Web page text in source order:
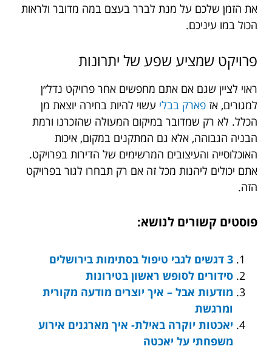
את הזמן שלכם על מנת לברר בעצם במה מדובר ולראות
הכול במו עיניכם.
פרויקט שמציעשפעשל יתרונות
ראוי לציין שגם אם אתם מחפשים אחר פרויקט נדל״ן
למגורים, אז פארק בבלי עשוי להיות בחירה יוצאת מן
הכלל. לא רק שמדובר במיקום המעולה שהזכרנו ורמת
הבניה הגבוהה, אלא גם המתקנים במקום, איכות
האוכלוסייה והעיצובים המרשימים של הדירות בפרויקט.
אתם יכולים ליהנות מכל זה אם רק תבחרו לגור בפרויקט
הזה.
פוסטים קשורים לנושא:
3 דגשים לגבי טיפול בסתימות בירושלים
סידורים לסופש ראשון בטירונות
מודעות אבל – איך יוצרים מודעה מקורית
ומרגשת
יאכטות יוקרה באילת- איך מארגנים אירוע
משפחתי על יאכטה